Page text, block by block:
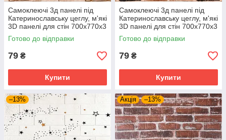
Самоклеючі 3д панелі під
Катеринославську цеглу, м'які
3D панелі для стін 700х770х3
мм, Бежевий (344-3)
Готово до відправки
79 ₴
Купити
Самоклеючі 3д панелі під
Катеринославську цеглу, м'які
3D панелі для стін 700х770х3
мм, Коричнева 346-3
Готово до відправки
79 ₴
Купити
–13% Акція –13%